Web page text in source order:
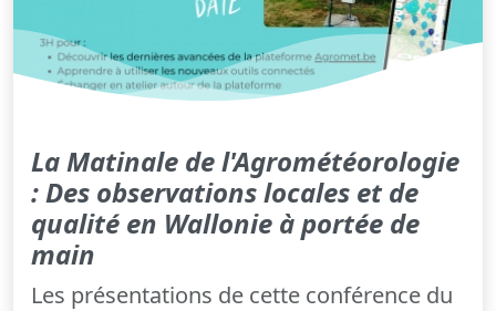
La Matinale de l'Agrométéorologie
: Des observations locales et de
qualité en Wallonie à portée de
main
Les présentations de cette conférence du